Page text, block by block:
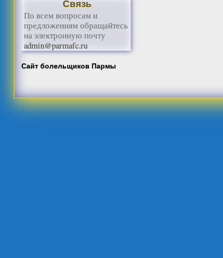
Связь
По всем вопросам и
предложениям обращайтесь
на электронную почту
admin@parmafc.ru
Сайт болельщиков Пармы